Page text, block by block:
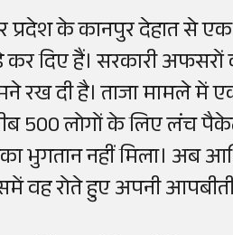
प्रदेश के कानपुर देहात से
दिए हैं। सरकारी अफसरों
रख दी है। ताजा मामले
500 लोगों के लिए लंच
भुगतान नहीं मिला। अब
वह रोते हुए अपनी